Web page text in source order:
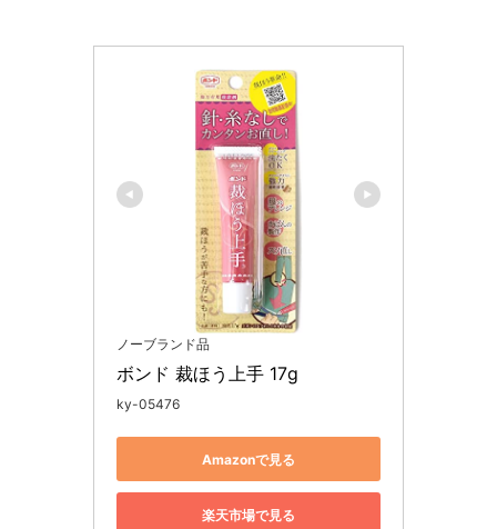
ノーブランド品
ボンド 裁ほう上手 17g
ky-05476
Amazonで見る
楽天市場で見る